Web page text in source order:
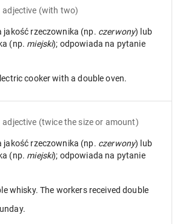
adjective (with two)
jakość rzeczownika (np. czerwony) lub
(np. miejski); odpowiada na pytanie
cooker with a double oven.
adjective (twice the size or amount)
jakość rzeczownika (np. czerwony) lub
(np. miejski); odpowiada na pytanie
whisky. The workers received double